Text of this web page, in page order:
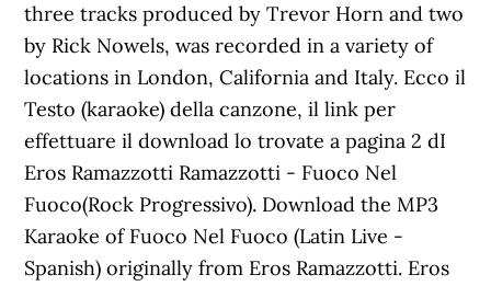
three tracks produced by Trevor Horn and two
by Rick Nowels, was recorded in a variety of
locations in London, California and Italy. Ecco il
Testo (karaoke) della canzone, il link per
effettuare il download lo trovate a pagina 2 dI
Eros Ramazzotti Ramazzotti - Fuoco Nel
Fuoco(Rock Progressivo). Download the MP3
Karaoke of Fuoco Nel Fuoco (Latin Live -
Spanish) originally from Eros Ramazzotti. Eros